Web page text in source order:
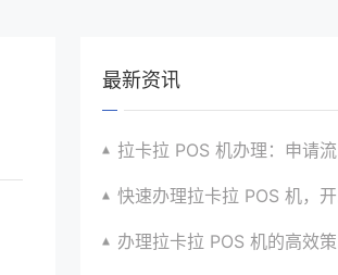
最新资讯
拉卡拉 POS 机办理：申请流程简化版来袭
快速办理拉卡拉 POS 机，开启便捷收款之旅啦
办理拉卡拉 POS 机的高效策略与方法全分享